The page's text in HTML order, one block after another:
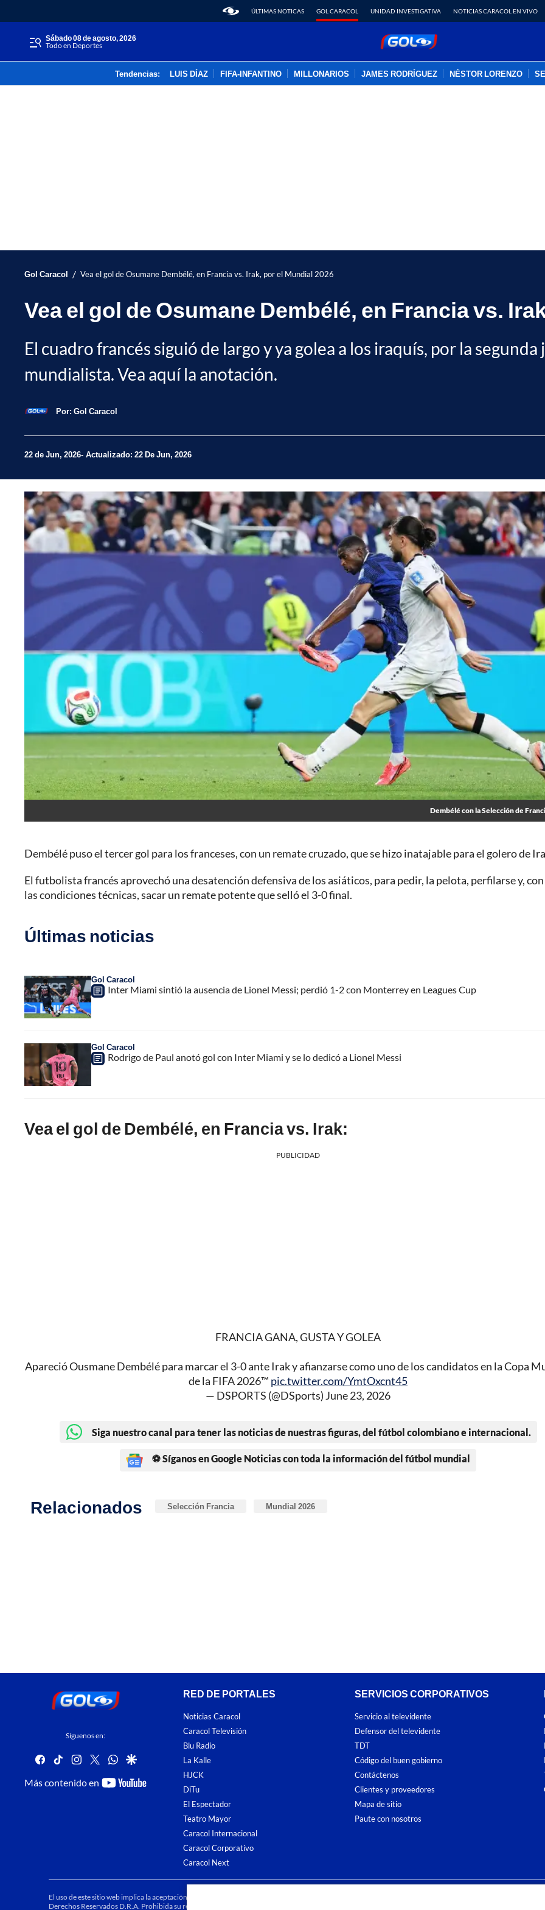
ÚLTIMAS NOTICAS GOL CARACOL UNIDAD INVESTIGATIVA NOTICIAS CARACOL EN VIVO
sábado 08 de agosto, 2026
Todo en Deportes
Tendencias: LUIS DÍAZ FIFA-INFANTINO MILLONARIOS JAMES RODRÍGUEZ NÉSTOR LORENZO
Gol Caracol / Vea el gol de Osumane Dembélé, en Francia vs. Irak, por el Mundial 2026
Vea el gol de Osumane Dembélé, en Francia vs.
El cuadro francés siguió de largo y ya golea a los iraquís, por la
mundialista. Vea aquí la anotación.
Por: Gol Caracol
22 de Jun, 2026 Actualizado: 22 De Jun, 2026
Dembélé con la Selección de
Dembélé puso el tercer gol para los franceses, con un remate cruzado, que se hizo inatajable para el golero de
El futbolista francés aprovechó una desatención defensiva de los asiáticos, para pedir, la pelota, perfilarse y,
las condiciones técnicas, sacar un remate potente que selló el 3-0 final.
Últimas noticias
Gol Caracol
Inter Miami sintió la ausencia de Lionel Messi; perdió 1-2 con Monterrey en Leagues Cup
Gol Caracol
Rodrigo de Paul anotó gol con Inter Miami y se lo dedicó a Lionel Messi
Vea el gol de Dembélé, en Francia vs. Irak:
PUBLICIDAD
FRANCIA GANA, GUSTA Y GOLEA
Apareció Ousmane Dembélé para marcar el 3-0 ante Irak y afianzarse como uno de los candidatos en la Copa
de la FIFA 2026™ pic.twitter.com/YmtOxcnt45
— DSPORTS (@DSports) June 23, 2026
Siga nuestro canal para tener las noticias de nuestras figuras, del fútbol colombiano e internacional.
⚽ Síganos en Google Noticias con toda la información del fútbol mundial
Relacionados Selección Francia Mundial 2026
Síguenos en:
facebook
tiktokinstagram
twitterwhatsapp
google
Más contenido en
youtube-
RED DE PORTALES
Noticias Caracol
Caracol Televisión
Blu Radio
La Kalle
HJCK
DiTu
El Espectador
Teatro Mayor
Caracol Internacional
Caracol Corporativo
Caracol Next
SERVICIOS CORPORATIVOS
Servicio al televidente
Defensor del televidente
TDT
Código del buen gobierno
Contáctenos
Clientes y proveedores
Mapa de sitio
Paute con nosotros
El uso de este sitio web implica la aceptación de los
Derechos Reservados D.R.A. Prohibida su reproducción total o parcial, así como su traducción a cualquier idioma sin autorización escrita de su titular.